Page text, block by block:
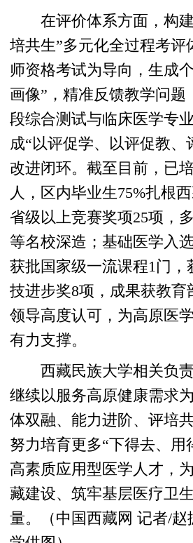
在评价体系方面，构建
培共生”多元化全过程考评
师资格考试为导向，生成
画像”，精准反馈教学问题
段综合测试与临床医学专
成“以评促学、以评促教、
改进闭环。截至目前，已
人，区内毕业生75%扎根
省级以上竞赛奖项25项，
等名校深造；基础医学入
获批国家级一流课程1门，
技进步奖8项，成果获教育
领导高度认可，为高原医
有力支撑。
西藏民族大学相关负责
继续以服务高原健康需求
体双融、能力进阶、评培
努力培育更多“下得去、用
高素质应用型医学人才，
藏建设、筑牢基层医疗卫
量。（中国西藏网 记者/赵